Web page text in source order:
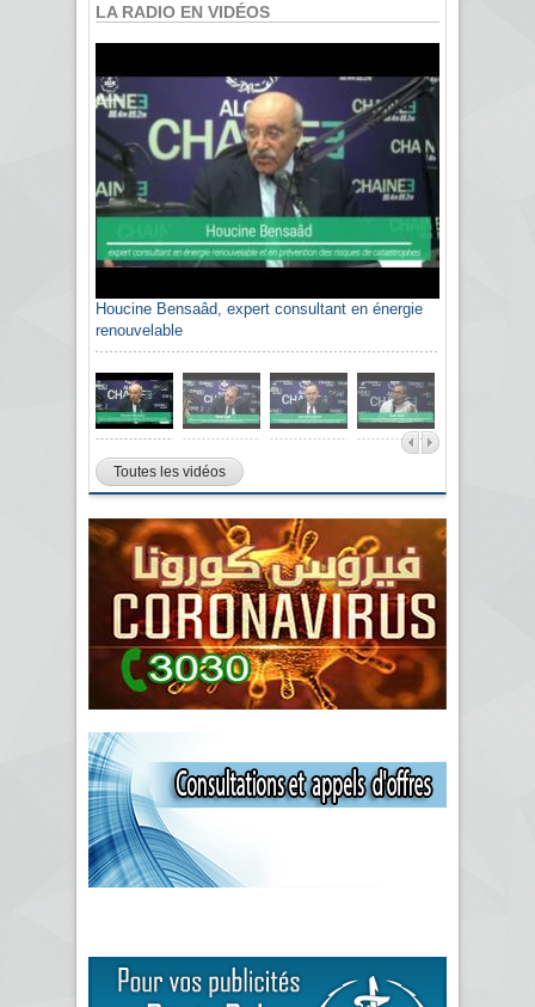
LA RADIO EN VIDÉOS
Houcine Bensaâd, expert consultant en énergie
renouvelable
Toutes les vidéos